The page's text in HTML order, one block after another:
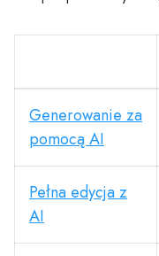
Generowanie za
pomocą AI
Pełna edycja z
AI